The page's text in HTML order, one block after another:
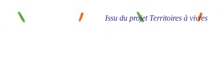
Issu du projet Territoires à vivres